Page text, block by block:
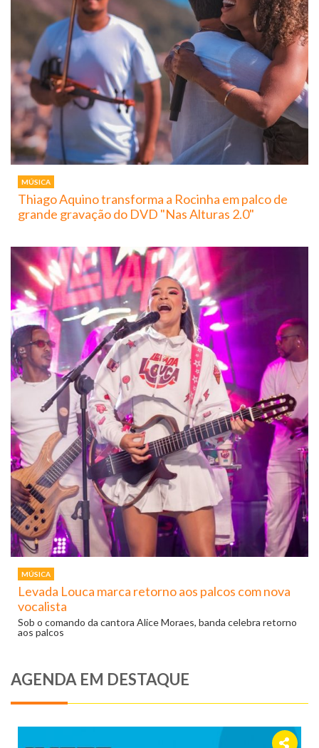
MÚSICA
Thiago Aquino transforma a Rocinha em palco de
grande gravação do DVD "Nas Alturas 2.0"
MÚSICA
Levada Louca marca retorno aos palcos com nova
vocalista
Sob o comando da cantora Alice Moraes, banda celebra retorno
aos palcos
AGENDA EM DESTAQUE